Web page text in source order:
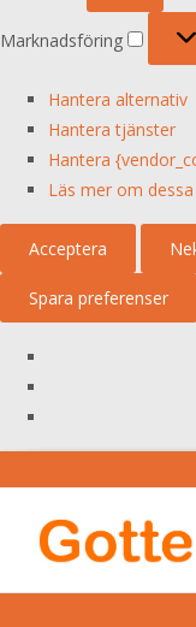
Marknadsföring
Hantera alternativ
Hantera tjänster
Hantera
Läs mer om
Acceptera
Spara preferenser